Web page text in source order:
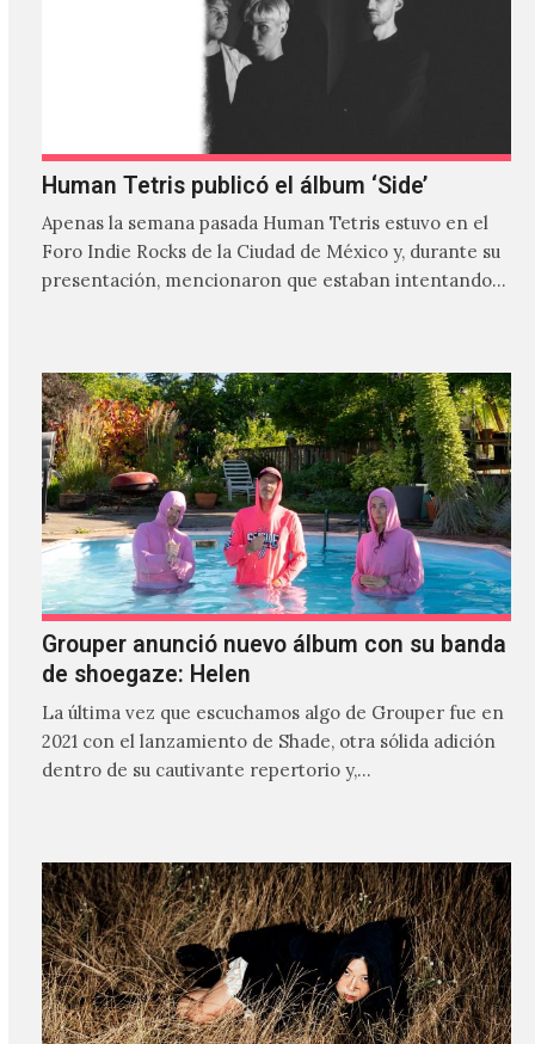
Human Tetris publicó el álbum ‘Side’
Apenas la semana pasada Human Tetris estuvo en el
Foro Indie Rocks de la Ciudad de México y, durante su
presentación, mencionaron que estaban intentando…
Grouper anunció nuevo álbum con su banda
de shoegaze: Helen
La última vez que escuchamos algo de Grouper fue en
2021 con el lanzamiento de Shade, otra sólida adición
dentro de su cautivante repertorio y,…